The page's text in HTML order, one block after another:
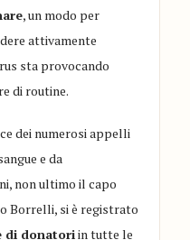
, un modo per
attivamente
sta provocando
di routine.
dei numerosi appelli
e da
non ultimo il capo
Borrelli, si è registrato
di donatoriin tutte le